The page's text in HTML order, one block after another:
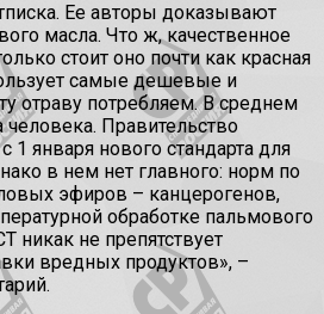
Ее авторы доказывают
масла. Что ж, качественное
стоит оно почти как красная
самые дешевые и
отраву потребляем. В среднем
Правительство
1 января нового стандарта для
в нем нет главного: норм по
эфиров – канцерогенов,
обработке пальмового
никак не препятствует
вредных продуктов», –